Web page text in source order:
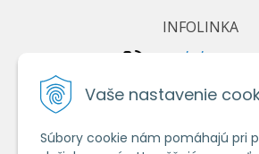
Vaše nastavenie
Súbory cookie nám pomáhajú pri
INFOLINKA
+421/2/4464
+421/903 729
VŠETKO O